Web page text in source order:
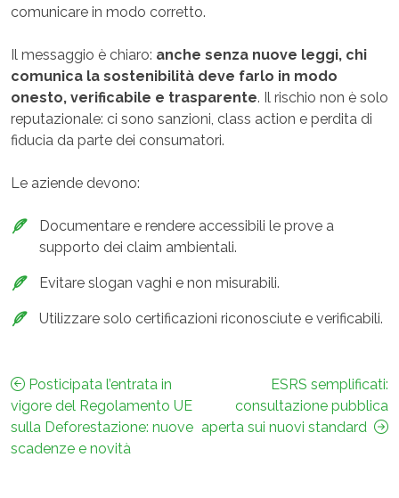
comunicare in modo corretto.
Il messaggio è chiaro: anche senza nuove leggi, chi
comunica la sostenibilità deve farlo in modo
onesto, verificabile e trasparente. Il rischio non è solo
reputazionale: ci sono sanzioni, class action e perdita di
fiducia da parte dei consumatori.
Le aziende devono:
Documentare e rendere accessibili le prove a
supporto dei claim ambientali.
Evitare slogan vaghi e non misurabili.
Utilizzare solo certificazioni riconosciute e verificabili.
Navigazione
articoli
Posticipata l’entrata in
vigore del Regolamento UE
sulla Deforestazione: nuove
scadenze e novità
ESRS semplificati:
consultazione pubblica
aperta sui nuovi standard